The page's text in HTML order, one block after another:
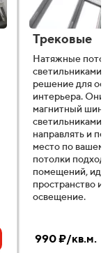
Трековые
Натяжные
светильниками
решение для
интерьера. Они
магнитный
направлять и
место по
потолки
помещений,
пространство
освещение.
990 ₽/кв.м.